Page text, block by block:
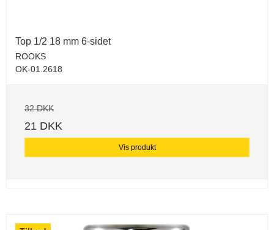
Top 1/2 18 mm 6-sidet
ROOKS
OK-01.2618
32 DKK
21 DKK
Vis produkt